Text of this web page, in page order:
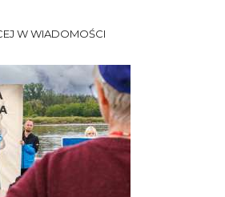
W WIADOMOŚCI